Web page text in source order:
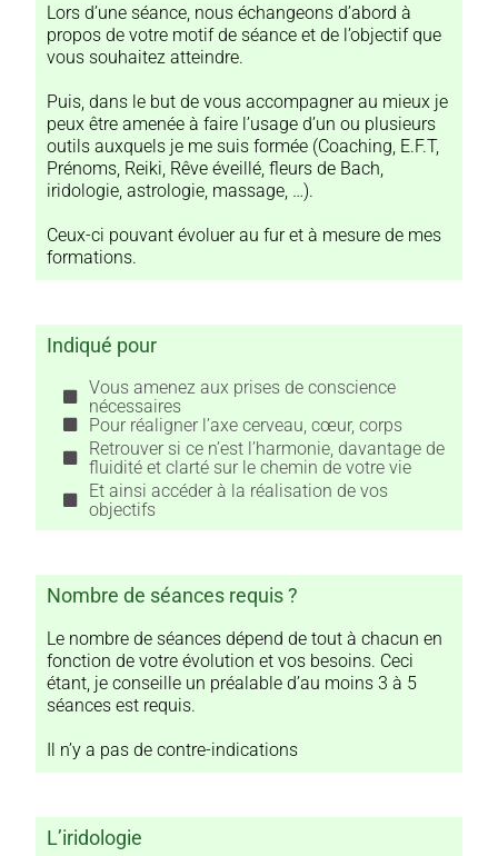
Lors d’une séance, nous échangeons d’abord à
propos de votre motif de séance et de l’objectif que
vous souhaitez atteindre.
Puis, dans le but de vous accompagner au mieux je
peux être amenée à faire l’usage d’un ou plusieurs
outils auxquels je me suis formée (Coaching, E.F.T,
Prénoms, Reiki, Rêve éveillé, fleurs de Bach,
iridologie, astrologie, massage, …).
Ceux-ci pouvant évoluer au fur et à mesure de mes
formations.
Indiqué pour
Vous amenez aux prises de conscience
nécessaires
Pour réaligner l’axe cerveau, cœur, corps
Retrouver si ce n’est l’harmonie, davantage de
fluidité et clarté sur le chemin de votre vie
Et ainsi accéder à la réalisation de vos
objectifs
Nombre de séances requis ?
Le nombre de séances dépend de tout à chacun en
fonction de votre évolution et vos besoins. Ceci
étant, je conseille un préalable d’au moins 3 à 5
séances est requis.
Il n’y a pas de contre-indications
L’iridologie